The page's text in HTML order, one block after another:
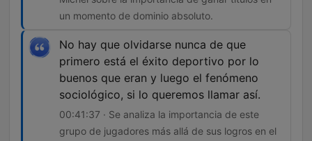
un momento de dominio absoluto.
No hay que olvidarse nunca de que
primero está el éxito deportivo por lo
buenos que eran y luego el fenómeno
sociológico, si lo queremos llamar así.
00:41:37 · Se analiza la importancia de este
grupo de jugadores más allá de sus logros en el